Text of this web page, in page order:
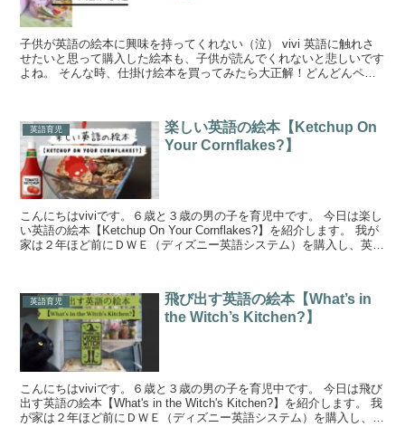
子供が英語の絵本に興味を持ってくれない（泣） vivi 英語に触れさ
せたいと思って購入した絵本も、子供が読んでくれないと悲しいです
よね。 そんな時、仕掛け絵本を買ってみたら大正解！どんどんペー
英語育児
楽しい英語の絵本【Ketchup On
Your Cornflakes?】
こんにちはviviです。６歳と３歳の男の子を育児中です。 今日は楽し
い英語の絵本【Ketchup On Your Cornflakes?】を紹介します。 我が
家は２年ほど前にＤＷＥ（ディズニー英語システム）を購入し、英語
英語育児
飛び出す英語の絵本【What’s in
the Witch’s Kitchen?】
こんにちはviviです。６歳と３歳の男の子を育児中です。 今日は飛び
出す英語の絵本【What's in the Witch's Kitchen?】を紹介します。 我
が家は２年ほど前にＤＷＥ（ディズニー英語システム）を購入し、英